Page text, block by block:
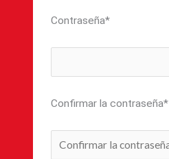
Contraseña*
Confirmar la contraseña*